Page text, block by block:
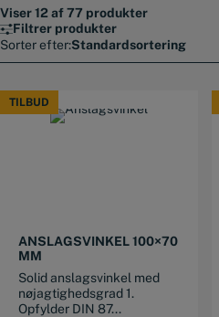
Viser 12 af 77 produkter
Filtrer produkter
Sorter efter:
TILBUD
TILBUD
ANSLAGSVINKEL 100×70
MM
Solid anslagsvinkel med
nøjagtighedsgrad 1.
Opfylder DIN 87...